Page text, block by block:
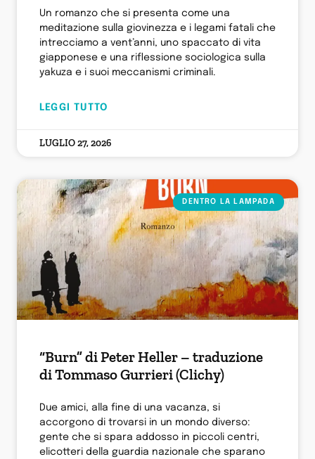
Un romanzo che si presenta come una
meditazione sulla giovinezza e i legami fatali che
intrecciamo a vent’anni, uno spaccato di vita
giapponese e una riflessione sociologica sulla
yakuza e i suoi meccanismi criminali.
LEGGI TUTTO
LUGLIO 27, 2026
DENTRO LA LAMPADA
“Burn” di Peter Heller – traduzione
di Tommaso Gurrieri (Clichy)
Due amici, alla fine di una vacanza, si
accorgono di trovarsi in un mondo diverso:
gente che si spara addosso in piccoli centri,
elicotteri della guardia nazionale che sparano